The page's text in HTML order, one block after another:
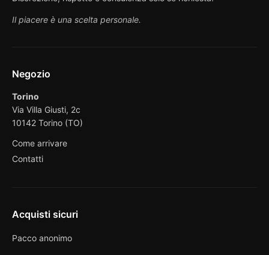
Il piacere è una scelta personale.
Negozio
Torino
Via Villa Giusti, 2c
10142 Torino (TO)
Come arrivare
Contatti
Acquisti sicuri
Pacco anonimo